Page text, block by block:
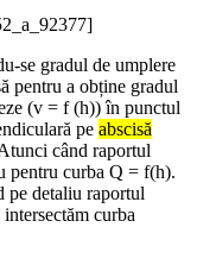
se gradul de umplere
pentru a obține gradul
(v = f (h)) în punctul
pe abscisă
când raportul
pentru curba Q = f(h).
pe detaliu raportul
curba